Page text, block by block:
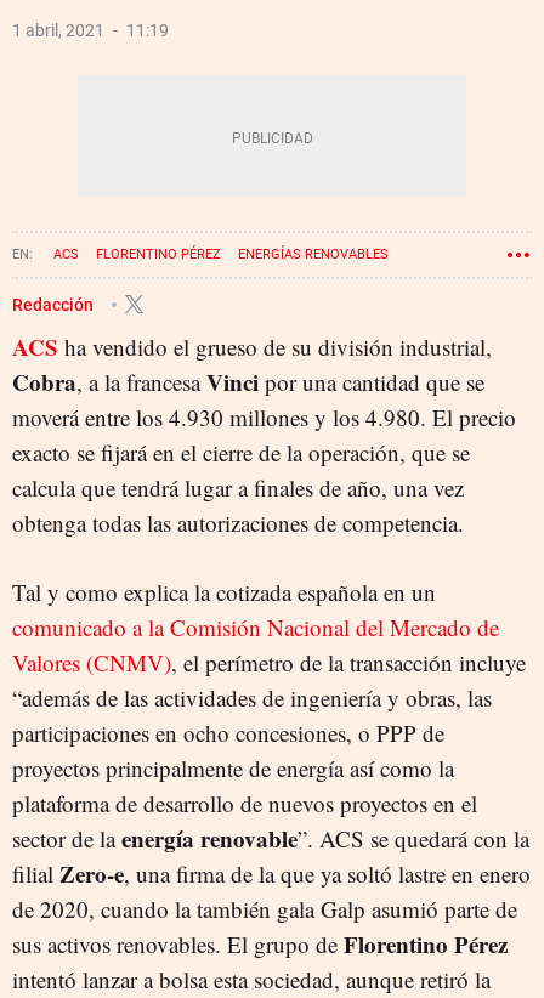
1 abril, 2021 11:19
ACS FLORENTINO PÉREZ ENERGÍAS RENOVABLES
Redacción
ACS ha vendido el grueso de su división industrial,
Cobra, a la francesaVinci por una cantidad que se
moverá entre los 4.930 millones y los 4.980. El precio
exacto se fijará en el cierre de la operación, que se
calcula que tendrá lugar a finales de año, una vez
obtenga todas las autorizaciones de competencia.
Tal y como explica la cotizada española en un
comunicado a la Comisión Nacional del Mercado de
Valores (CNMV), el perímetro de la transacción incluye
“además de las actividades de ingeniería y obras, las
participaciones en ocho concesiones, o PPP de
proyectos principalmente de energía así como la
plataforma de desarrollo de nuevos proyectos en el
sector de laenergía renovable”. ACS se quedará con la
filial Zero-e, una firma de la que ya soltó lastre en enero
de 2020, cuando la también gala Galp asumió parte de
sus activos renovables. El grupo de Florentino Pérez
intentó lanzar a bolsa esta sociedad, aunque retiró la